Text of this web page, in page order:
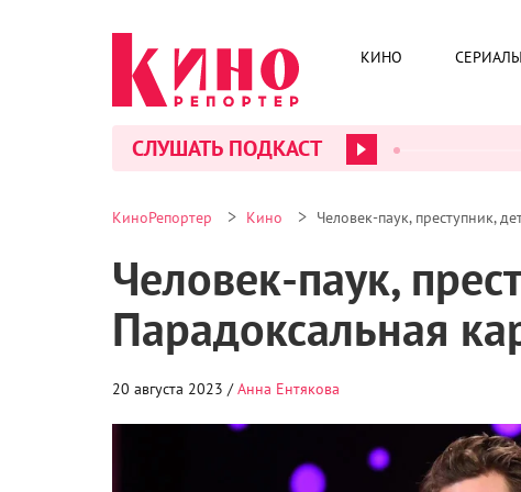
КИНО СЕРИАЛЫ
СЛУШАТЬ ПОДКАСТ
КиноРепортер > Кино > Человек-паук, преступник,
Человек-паук,
Парадоксальная
20 августа 2023 /Анна Ентякова